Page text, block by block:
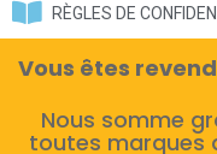
RÈGLES DE
Vous êtes
Nous somme
toutes marques